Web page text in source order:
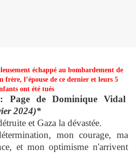
échappé au bombardement de
frère, l’épouse de ce dernier et leurs 5
ont été tués
Page de Dominique Vidal
2024)*
et Gaza la dévastée.
mon courage, ma
et mon optimisme n'arrivent